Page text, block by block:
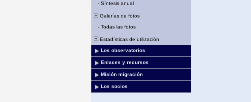
- Síntesis anual
Galerías de fotos
- Todas las fotos
Estadísticas de utilización
Los observatorios
Enlaces y recursos
Misión migración
Los socios